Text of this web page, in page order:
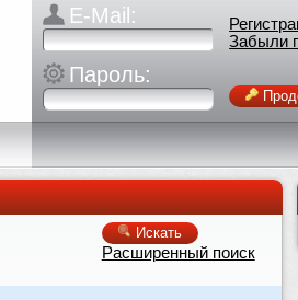
E-Mail:
Пароль:
Забыли
Искать
Расширенный поиск